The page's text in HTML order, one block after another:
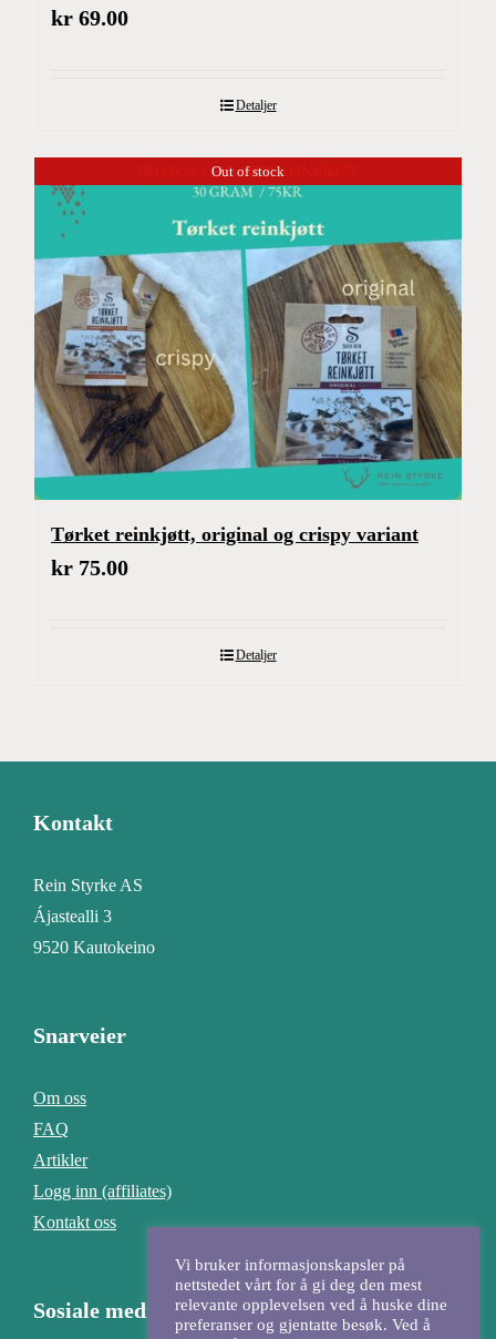
kr 69.00
Detaljer
Out of stock
Tørket reinkjøtt, original og crispy variant
kr 75.00
Detaljer
Kontakt
Rein Styrke AS
Ájastealli 3
9520 Kautokeino
Snarveier
Om oss
FAQ
Artikler
Logg inn (affiliates)
Kontakt oss
Sosiale medier
Vi bruker informasjonskapsler på
nettstedet vårt for å gi deg den mest
relevante opplevelsen ved å huske dine
preferanser og gjentatte besøk. Ved å